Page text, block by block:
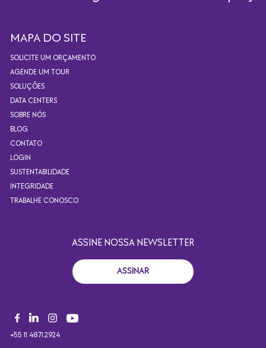
MAPA DO SITE
SOLICITE UM ORÇAMENTO
AGENDE UM TOUR
SOLUÇÕES
DATA CENTERS
SOBRE NÓS
BLOG
CONTATO
LOGIN
SUSTENTABILIDADE
INTEGRIDADE
TRABALHE CONOSCO
ASSINE NOSSA NEWSLETTER
ASSINAR
+55 11 4871.2924